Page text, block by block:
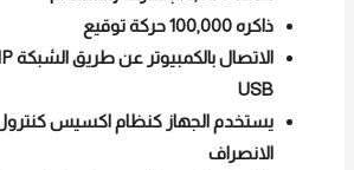
ذاكره 100,000 حركة توقيع
USB
يستخدم الجهاز كنظام اكسيس
الانصراف